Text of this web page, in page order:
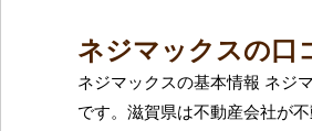
ネジマックスの口
ネジマックスの基本情報 ネジ
です。滋賀県は不動産会社が